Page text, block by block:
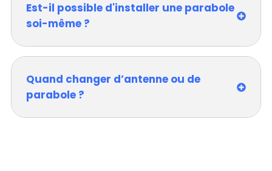
Est-il possible d'installer une parabole
soi-même ?
Quand changer d’antenne ou de
parabole ?